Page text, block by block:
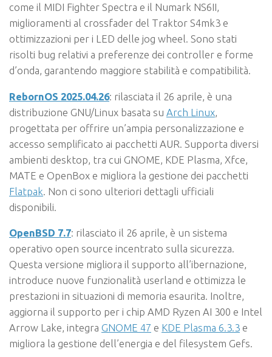
come il MIDI Fighter Spectra e il Numark NS6II,
miglioramenti al crossfader del Traktor S4mk3 e
ottimizzazioni per i LED delle jog wheel. Sono stati
risolti bug relativi a preferenze dei controller e forme
d’onda, garantendo maggiore stabilità e compatibilità.
RebornOS 2025.04.26: rilasciata il 26 aprile, è una
distribuzione GNU/Linux basata su Arch Linux
progettata per offrire un’ampia personalizzazione e
accesso semplificato ai pacchetti AUR. Supporta diversi
ambienti desktop, tra cui GNOME, KDE Plasma, Xfce,
MATE e OpenBox e migliora la gestione dei pacchetti
Flatpak . Non ci sono ulteriori dettagli ufficiali
disponibili.
OpenBSD 7.7: rilasciato il 26 aprile, è un sistema
operativo open source incentrato sulla sicurezza.
Questa versione migliora il supporto all’ibernazione,
introduce nuove funzionalità userland e ottimizza le
prestazioni in situazioni di memoria esaurita. Inoltre,
aggiorna il supporto per i chip AMD Ryzen AI 300 e Intel
Arrow Lake, integra GNOME 47 e KDE Plasma 6.3.3 e
migliora la gestione dell’energia e del filesystem Gefs.